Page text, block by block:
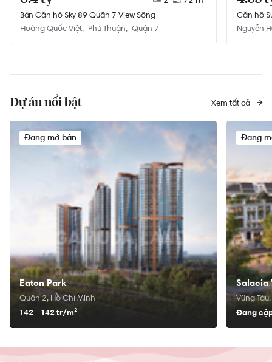
Bán Căn hộ Sky 89 Quận 7 View Sông
Hoàng Quốc Việt
Phú Thuận Quận 7
Căn hộ
105.75m²
Nguyễn
Dự án nổi bật Xem tất cả
Đang mở bán
Eaton Park
Quận 2, Hồ Chí Minh
142 - 142 tr/m²
Đang
Salacia
Vũng
Đang